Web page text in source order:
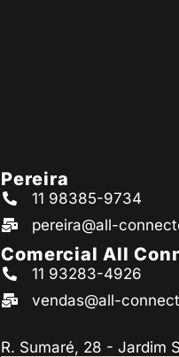
Pereira
11 98385-9734
pereira@all-
Comercial All
11 93283-4926
vendas@all-
R. Sumaré, 28 - Jardim